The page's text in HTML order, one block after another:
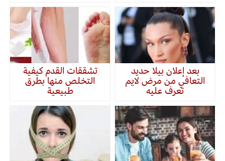
بعد إعلان بيلا حديد
التعافي من مرض لايم
تعرف عليه
تشققات القدم كيفية
التخلص منها بطرق
طبيعية